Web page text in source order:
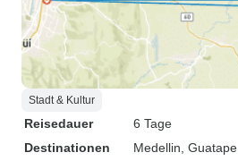
Stadt & Kultur
Reisedauer
6 Tage
Destinationen
Medellin , Guatape